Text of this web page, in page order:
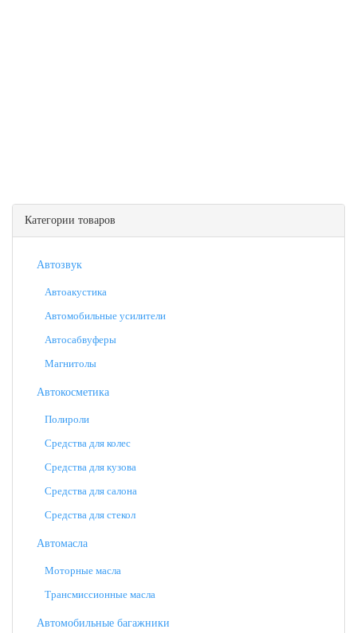
Категории товаров
Автозвук
Автоакустика
Автомобильные усилители
Автосабвуферы
Магнитолы
Автокосметика
Полироли
Средства для колес
Средства для кузова
Средства для салона
Средства для стекол
Автомасла
Моторные масла
Трансмиссионные масла
Автомобильные багажники